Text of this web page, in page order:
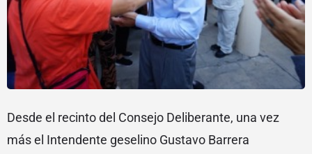
Desde el recinto del Consejo Deliberante, una vez
más el Intendente geselino Gustavo Barrera